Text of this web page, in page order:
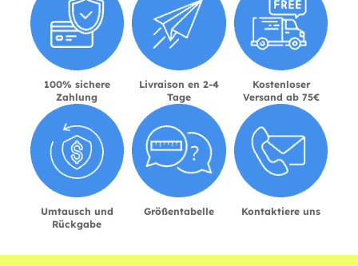
100% sichere
Zahlung
Livraison en 2-4
Tage
Kostenloser
Versand ab 75€
Umtausch und
Rückgabe
Größentabelle Kontaktiere uns